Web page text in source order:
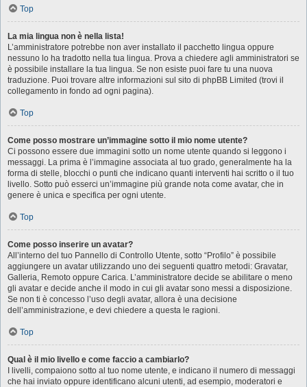
Top
La mia lingua non è nella lista!
L’amministratore potrebbe non aver installato il pacchetto lingua oppure
nessuno lo ha tradotto nella tua lingua. Prova a chiedere agli amministratori se
è possibile installare la tua lingua. Se non esiste puoi fare tu una nuova
traduzione. Puoi trovare altre informazioni sul sito di phpBB Limited (trovi il
collegamento in fondo ad ogni pagina).
Top
Come posso mostrare un’immagine sotto il mio nome utente?
Ci possono essere due immagini sotto un nome utente quando si leggono i
messaggi. La prima è l’immagine associata al tuo grado, generalmente ha la
forma di stelle, blocchi o punti che indicano quanti interventi hai scritto o il tuo
livello. Sotto può esserci un’immagine più grande nota come avatar, che in
genere è unica e specifica per ogni utente.
Top
Come posso inserire un avatar?
All’interno del tuo Pannello di Controllo Utente, sotto “Profilo” è possibile
aggiungere un avatar utilizzando uno dei seguenti quattro metodi: Gravatar,
Galleria, Remoto oppure Carica. L’amministratore decide se abilitare o meno
gli avatar e decide anche il modo in cui gli avatar sono messi a disposizione.
Se non ti è concesso l’uso degli avatar, allora è una decisione
dell’amministrazione, e devi chiedere a questa le ragioni.
Top
Qual è il mio livello e come faccio a cambiarlo?
I livelli, compaiono sotto al tuo nome utente, e indicano il numero di messaggi
che hai inviato oppure identificano alcuni utenti, ad esempio, moderatori e